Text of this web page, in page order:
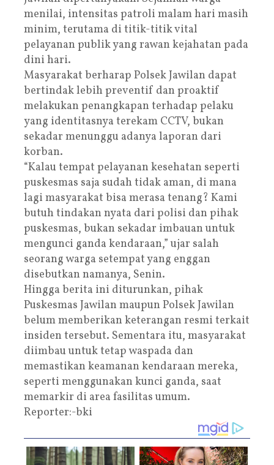
menilai, intensitas patroli malam hari masih
minim, terutama di titik-titik vital
pelayanan publik yang rawan kejahatan pada
dini hari.
Masyarakat berharap Polsek Jawilan dapat
bertindak lebih preventif dan proaktif
melakukan penangkapan terhadap pelaku
yang identitasnya terekam CCTV, bukan
sekadar menunggu adanya laporan dari
korban.
“Kalau tempat pelayanan kesehatan seperti
puskesmas saja sudah tidak aman, di mana
lagi masyarakat bisa merasa tenang? Kami
butuh tindakan nyata dari polisi dan pihak
puskesmas, bukan sekadar imbauan untuk
mengunci ganda kendaraan,” ujar salah
seorang warga setempat yang enggan
disebutkan namanya, Senin.
Hingga berita ini diturunkan, pihak
Puskesmas Jawilan maupun Polsek Jawilan
belum memberikan keterangan resmi terkait
insiden tersebut. Sementara itu, masyarakat
diimbau untuk tetap waspada dan
memastikan keamanan kendaraan mereka,
seperti menggunakan kunci ganda, saat
memarkir di area fasilitas umum.
Reporter:-bki